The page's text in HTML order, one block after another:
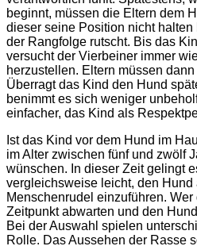
beginnt, müssen die Eltern dem
dieser seine Position nicht
der Rangfolge rutscht. Bis das
versucht der Vierbeiner immer
herzustellen. Eltern müssen
Überragt das Kind den Hund
benimmt es sich weniger
einfacher, das Kind als
Ist das Kind vor dem Hund im
im Alter zwischen fünf und zwölf
wünschen. In dieser Zeit gelingt
vergleichsweise leicht, den Hund
Menschenrudel einzuführen.
Zeitpunkt abwarten und den
Bei der Auswahl spielen
Rolle. Das Aussehen der Rasse